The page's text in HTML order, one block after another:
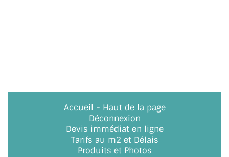
Accueil - Haut de la page
Déconnexion
Devis immédiat en ligne
Tarifs au m2 et Délais
Produits et Photos